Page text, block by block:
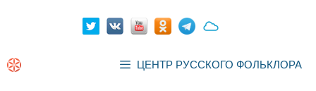
ЦЕНТР РУССКОГО ФОЛЬКЛОРА